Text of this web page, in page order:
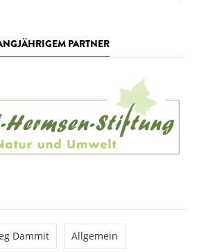
PARTNER
Dammit Allgemein